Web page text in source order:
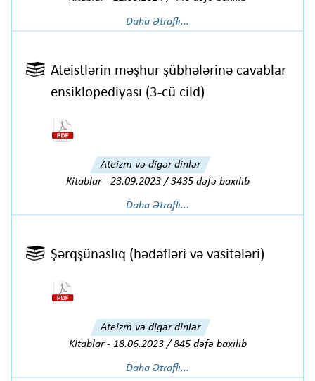
Daha Ətraflı...
Ateistlərin məşhur şübhələrinə cavablar
ensiklopediyası (3-cü cild)
Ateizm və digər dinlər
Kitablar- 23.09.2023 / 3435 dəfə baxılıb
Daha Ətraflı...
Şərqşünaslıq (hədəfləri və vasitələri)
Ateizm və digər dinlər
Kitablar- 18.06.2023 / 845 dəfə baxılıb
Daha Ətraflı...